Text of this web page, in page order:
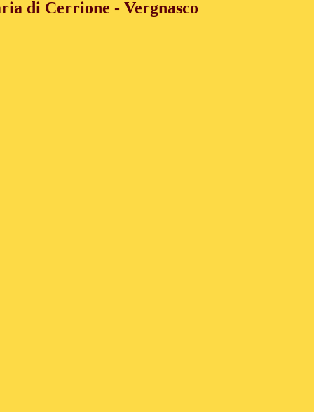
di Cerrione - Vergnasco